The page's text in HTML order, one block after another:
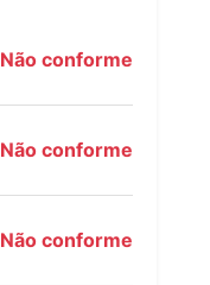
Não conforme
Não conforme
Não conforme